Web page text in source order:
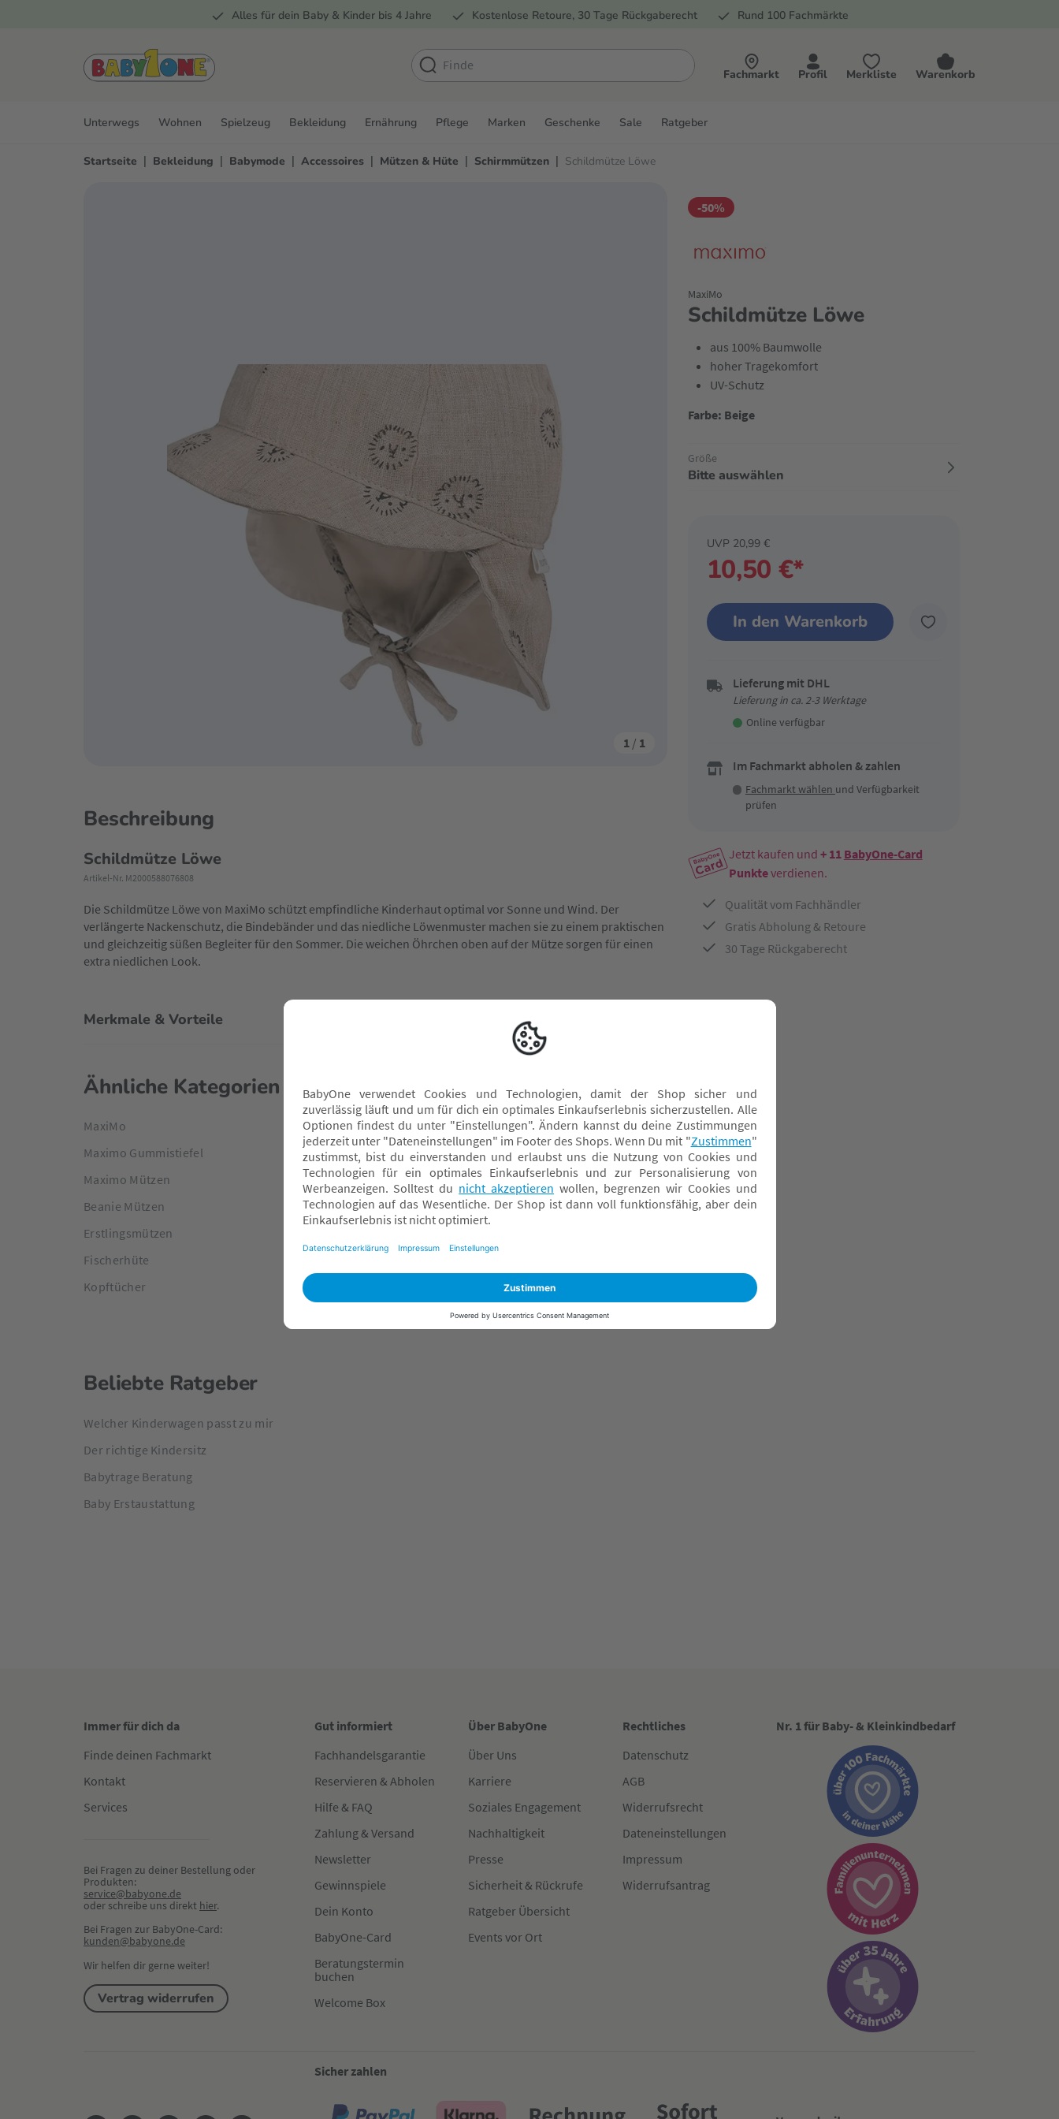
Alles für dein Baby & Kinder bis 4 Jahre Kostenlose Retoure, 30 Tage Rückgaberecht Rund 100 Fachmärkte
Fachmarkt Profil Merkliste Warenkorb
Unterwegs Wohnen Spielzeug Bekleidung Ernährung Pflege Marken Geschenke Sale Ratgeber
Startseite | Bekleidung | Babymode | Accessoires | Mützen & Hüte | Schirmmützen | Schildmütze Löwe
1 / 1
-50%
Schildmütze Löwe
MaxiMo
aus 100% Baumwolle
hoher Tragekomfort
UV-Schutz
Farbe: Beige
Größe
Bitte auswählen
10,50 €*
UVP 20,99 €
In den Warenkorb
Lieferung mit DHL
Lieferung in ca. 2-3 Werktage
Online verfügbar
Im Fachmarkt abholen & zahlen
Fachmarkt wählen und Verfügbarkeit
prüfen
Jetzt kaufen und + 11 BabyOne-Card
Punkteverdienen.
Qualität vom Fachhändler
Gratis Abholung & Retoure
30 Tage Rückgaberecht
Beschreibung
Schildmütze Löwe
Artikel-Nr. M2000588076808
Die Schildmütze Löwe von MaxiMo schützt empfindliche Kinderhaut optimal vor Sonne und Wind. Der
verlängerte Nackenschutz, die Bindebänder und das niedliche Löwenmuster machen sie zu einem praktischen
und gleichzeitig süßen Begleiter für den Sommer. Die weichen Öhrchen oben auf der Mütze sorgen für einen
extra niedlichen Look.
Merkmale & Vorteile
Ähnliche Kategorien
MaxiMo
Maximo Gummistiefel
Maximo Mützen
Beanie Mützen
Erstlingsmützen
Fischerhüte
Kopftücher
Schirmmützen
Schlupfmützen
Sonnenhüte
Beliebte Ratgeber
Welcher Kinderwagen passt zu mir
Der richtige Kindersitz
Babytrage Beratung
Baby Erstaustattung
Immer für dich da
Finde deinen Fachmarkt
Kontakt
Services
Bei Fragen zu deiner Bestellung oder
Produkten:
service@babyone.de
oder schreibe uns direkt hier.
Bei Fragen zur BabyOne-Card:
kunden@babyone.de
Wir helfen dir gerne weiter!
Vertrag widerrufen
Gut informiert
Fachhandelsgarantie
Reservieren & Abholen
Hilfe & FAQ
Zahlung & Versand
Newsletter
Gewinnspiele
Dein Konto
BabyOne-Card
Beratungstermin
buchen
Welcome Box
Über BabyOne
Über Uns
Karriere
Soziales Engagement
Nachhaltigkeit
Presse
Sicherheit & Rückrufe
Ratgeber Übersicht
Events vor Ort
Rechtliches
Datenschutz
AGB
Widerrufsrecht
Dateneinstellungen
Impressum
Widerrufsantrag
Nr. 1 für Baby- & Kleinkindbedarf
Sicher zahlen